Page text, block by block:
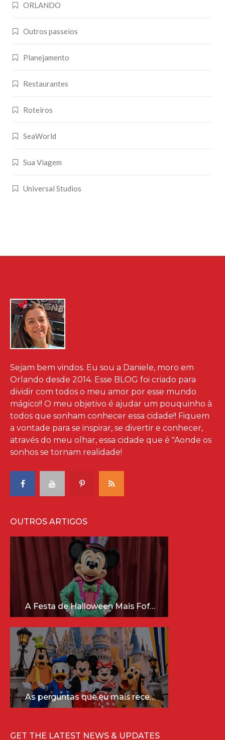
ORLANDO
Outros passeios
Planejamento
Restaurantes
Roteiros
SeaWorld
Sua Viagem
Universal Studios
Sejam bem vindos. Eu sou a Daniele, moro em
Orlando desde 2014. Esse BLOG foi criado para
dividir com todos o meu amor por esse mundo
mágico!! O meu objetivo é ajudar um pouquinho à
todos que sonham conhecer essa cidade!! Fiquem
a vontade para se inspirar, se divertir e conhecer,
através do meu olhar, essa cidade que é "Aonde os
sonhos se tornam realidade!
OUTROS ARTIGOS
A Festa de Halloween Mais Fofa da Disney Está Chegando!
As perguntas que eu mais recebo sobre a Disney (e as respostas mais sinceras!)
GET THE LATEST NEWS & UPDATES